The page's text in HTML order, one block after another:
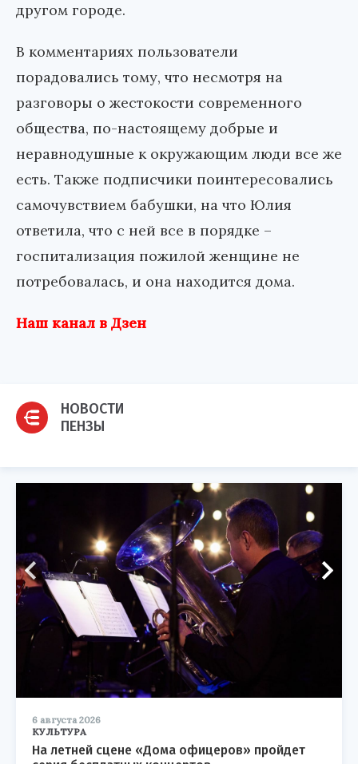
другом городе.
В комментариях пользователи
порадовались тому, что несмотря на
разговоры о жестокости современного
общества, по-настоящему добрые и
неравнодушные к окружающим люди все же
есть. Также подписчики поинтересовались
самочувствием бабушки, на что Юлия
ответила, что с ней все в порядке –
госпитализация пожилой женщине не
потребовалась, и она находится дома.
Наш канал в Дзен
НОВОСТИ
ПЕНЗЫ
6 августа 2026
КУЛЬТУРА
На летней сцене «Дома офицеров» пройдет